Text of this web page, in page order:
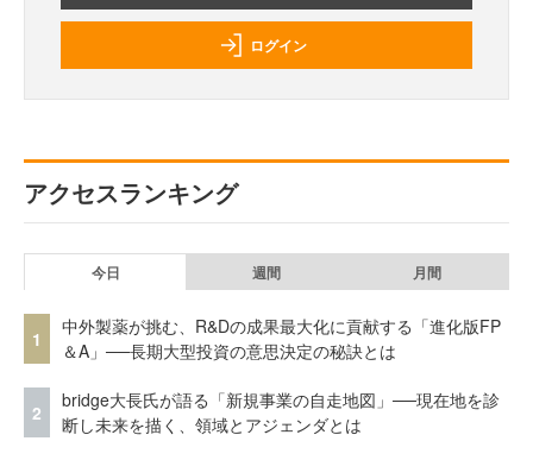
ログイン
アクセスランキング
今日 週間 月間
1
中外製薬が挑む、R&Dの成果最大化に貢献する「進化版FP
＆A」──長期大型投資の意思決定の秘訣とは
2
bridge大長氏が語る「新規事業の自走地図」──現在地を診
断し未来を描く、領域とアジェンダとは